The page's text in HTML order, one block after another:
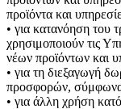
προϊόντα και
• για κατανόηση του
χρησιμοποιούν τις
νέων προϊόντων και
• για τη διεξαγωγή
προσφορών, σύμφωνα
• για άλλη χρήση